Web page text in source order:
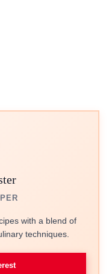
with a blend of
techniques.